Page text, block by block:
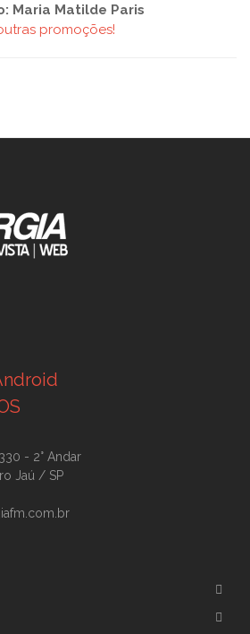
Maria Matilde Paris
promoções!
- 2° Andar
Jaú / SP